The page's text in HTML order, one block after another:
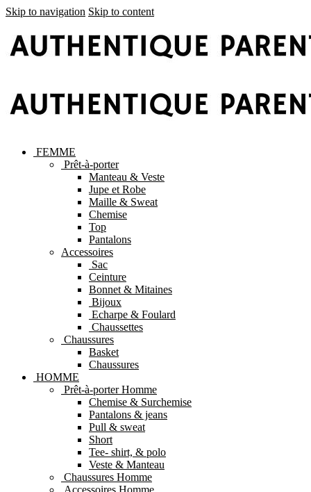
Skip to navigation Skip to content
FEMME
Prêt-à-porter
Manteau & Veste
Jupe et Robe
Maille & Sweat
Chemise
Top
Pantalons
Accessoires
Sac
Ceinture
Bonnet & Mitaines
Bijoux
Echarpe & Foulard
Chaussettes
Chaussures
Basket
Chaussures
HOMME
Prêt-à-porter Homme
Chemise & Surchemise
Pantalons & jeans
Pull & sweat
Short
Tee- shirt, & polo
Veste & Manteau
Chaussures Homme
Accessoires Homme